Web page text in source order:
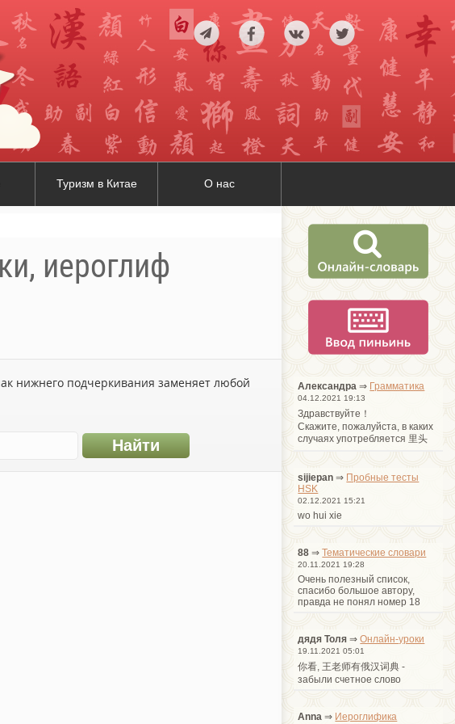
Туризм в Китае О нас
иероглиф
нижнего подчеркивания заменяет любой
Александра ⇒ Грамматика
04.12.2021 19:13
Здравствуйте！
Cкажите, пожалуйста, в каких
случаях употребляется 里头
sijiepan ⇒ Пробные тесты
HSK
02.12.2021 15:21
wo hui xie
88 ⇒Тематические словари
20.11.2021 19:28
Очень полезный список,
спасибо большое автору,
правда не понял номер 18
дядя Толя ⇒Онлайн-уроки
19.11.2021 05:01
你看, 王老师有俄汉词典 -
забыли счетное слово
Anna ⇒ Иероглифика